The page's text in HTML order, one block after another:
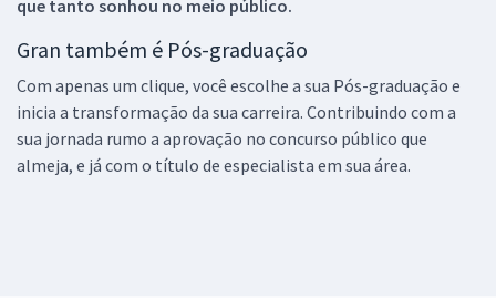
que tanto sonhou no meio público.
Gran também é Pós-graduação
Com apenas um clique, você escolhe a sua Pós-graduação e
inicia a transformação da sua carreira. Contribuindo com a
sua jornada rumo a aprovação no concurso público que
almeja, e já com o título de especialista em sua área.